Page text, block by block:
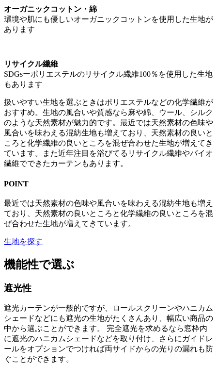
オーガニックコットン・綿
環境や肌にも優しいオーガニックコットンを使用した生地が
あります
リサイクル繊維
SDGsーポリエステルのリサイクル繊維100％を使用した生地
もあります
扱いやすい生地を選ぶときはポリエステルなどの化学繊維が
おすすめ。生地の風合いや質感なら麻や綿、ウール、シルク
のような天然素材が魅力的です。最近では天然素材の色味や
風合いを味わえる混紡生地も増えており、天然素材の良いと
ころと化学繊維の良いところを混ぜ合わせた生地が増えてき
ています。また近年注目を浴びてるリサイクル繊維やバイオ
繊維でできたカーテンもあります。
POINT
最近では天然素材の色味や風合いを味わえる混紡生地も増え
ており、天然素材の良いところと化学繊維の良いところを混
ぜ合わせた生地が増えてきています。
生地を探す
機能性で選ぶ
遮光性
遮光カーテンが一般的ですが、ロールスクリーンやハニカム
シェードなどにも遮光の生地がたくさんあり、幅広い商品の
中から選ぶことができます。 完全遮光を求めるなら窓枠内
に遮光のハニカムシェードなどを取り付け、さらにガイドレ
ールをオプションでつければ両サイドからの光りの漏れも防
ぐことができます。